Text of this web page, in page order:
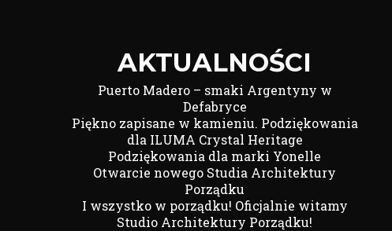
AKTUALNOŚCI
Puerto Madero – smaki Argentyny w
Defabryce
Piękno zapisane w kamieniu. Podziękowania
dla ILUMA Crystal Heritage
Podziękowania dla marki Yonelle
Otwarcie nowego Studia Architektury
Porządku
I wszystko w porządku! Oficjalnie witamy
Studio Architektury Porządku!